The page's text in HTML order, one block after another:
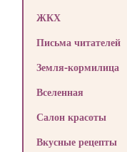
ЖКХ
Письма читателей
Земля-кормилица
Вселенная
Салон красоты
Вкусные рецепты